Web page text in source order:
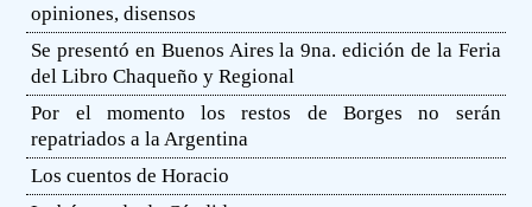
opiniones, disensos
Se presentó en Buenos Aires la 9na. edición de la Feria
del Libro Chaqueño y Regional
Por el momento los restos de Borges no serán
repatriados a la Argentina
Los cuentos de Horacio